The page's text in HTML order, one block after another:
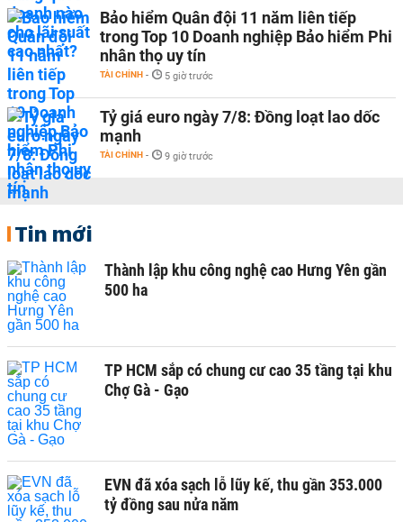
Bảo hiểm Quân đội 11 năm liên tiếp
trong Top 10 Doanh nghiệp Bảo hiểm Phi
nhân thọ uy tín
TÀI CHÍNH - 5 giờ trước
Tỷ giá euro ngày 7/8: Đồng loạt lao dốc
mạnh
TÀI CHÍNH - 9 giờ trước
Tin mới
Thành lập khu công nghệ cao Hưng Yên gần
500 ha
TP HCM sắp có chung cư cao 35 tầng tại khu
Chợ Gà - Gạo
EVN đã xóa sạch lỗ lũy kế, thu gần 353.000
tỷ đồng sau nửa năm